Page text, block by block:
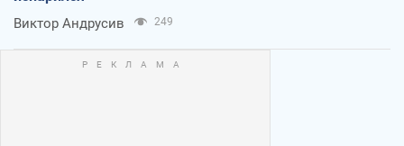
Виктор Андрусив 249